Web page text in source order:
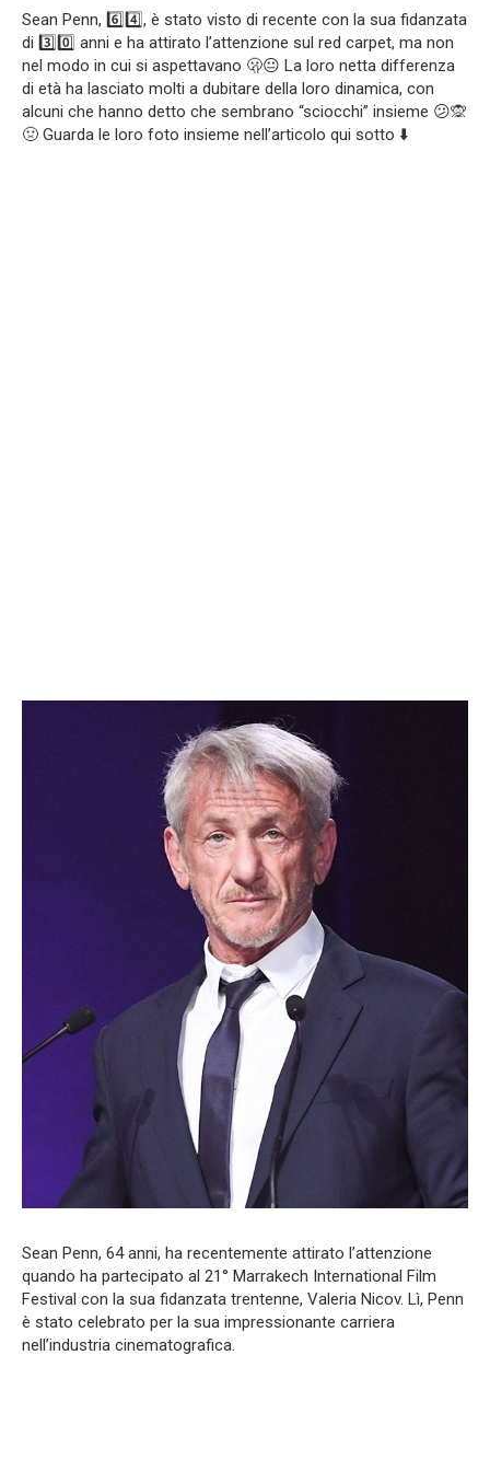
Sean Penn, 6️⃣4️⃣, è stato visto di recente con la sua fidanzata
di 3️⃣0️⃣ anni e ha attirato l’attenzione sul red carpet, ma non
nel modo in cui si aspettavano 🫢😐 La loro netta differenza
di età ha lasciato molti a dubitare della loro dinamica, con
alcuni che hanno detto che sembrano “sciocchi” insieme 😕🙊
🤢 Guarda le loro foto insieme nell’articolo qui sotto ⬇️
Sean Penn, 64 anni, ha recentemente attirato l’attenzione
quando ha partecipato al 21° Marrakech International Film
Festival con la sua fidanzata trentenne, Valeria Nicov. Lì, Penn
è stato celebrato per la sua impressionante carriera
nell’industria cinematografica.